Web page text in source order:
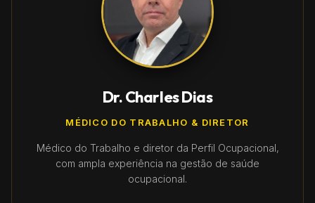
Dr. Charles Dias
MÉDICO DO TRABALHO & DIRETOR
Médico do Trabalho e diretor da Perfil Ocupacional,
com ampla experiência na gestão de saúde
ocupacional.